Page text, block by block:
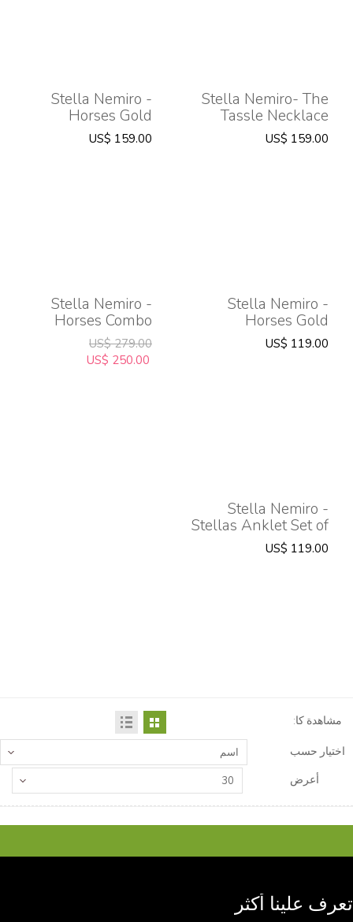
Stella Nemiro- The
Tassle Necklace
US$ 159.00
Stella Nemiro -
Horses Gold
Necklace
US$ 159.00
Stella Nemiro -
Horses Gold
Bracelet
US$ 119.00
Stella Nemiro -
Horses Combo
US$ 279.00
US$ 250.00
Stella Nemiro -
Stellas Anklet Set of
Two
US$ 119.00
مشاهدة كا:
اختيار حسب اسم
أعرض 30
تعرف علينا أكثر